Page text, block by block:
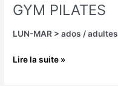
GYM PILATES
LUN-MAR > ados / adultes
Lire la suite »